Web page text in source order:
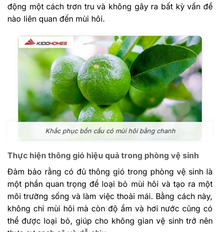
động một cách trơn tru và không gây ra bất kỳ vấn đề
nào liên quan đến mùi hôi.
Khắc phục bồn cầu có mùi hôi bằng chanh
Thực hiện thông gió hiệu quả trong phòng vệ sinh
Đảm bảo rằng có đủ thông gió trong phòng vệ sinh là
một phần quan trọng để loại bỏ mùi hôi và tạo ra một
môi trường sống và làm việc thoải mái. Bằng cách này,
không chỉ mùi hôi mà còn độ ẩm và hơi nước cũng có
thể được loại bỏ, giúp cho không gian vệ sinh trở nên